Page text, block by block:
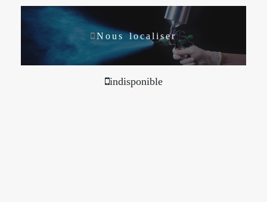
Nous localiser
indisponible